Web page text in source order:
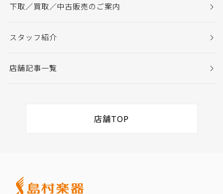
下取／買取／中古販売のご案内
スタッフ紹介
店舗記事一覧
店舗TOP